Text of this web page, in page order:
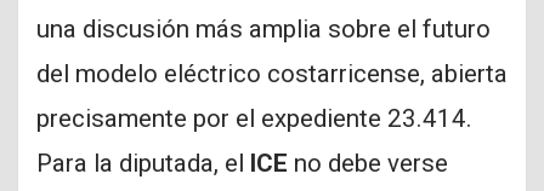
una discusión más amplia sobre el futuro
del modelo eléctrico costarricense, abierta
precisamente por el expediente 23.414.
Para la diputada, el ICE no debe verse